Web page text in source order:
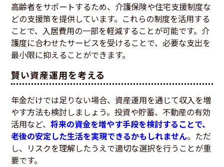
高齢者をサポートするため、介護保険や住宅支援制度な
どの支援策を提供しています。これらの制度を活用する
ことで、入居費用の一部を軽減することが可能です。介
護度に合わせたサービスを受けることで、必要な支出を
最小限に抑えることができます。
賢い資産運用を考える
年金だけでは足りない場合、資産運用を通じて収入を増
やす方法も検討しましょう。投資や貯蓄、不動産の有効
活用など、将来の資金を増やす手段を検討することで、
老後の安定した生活を実現できるかもしれません。ただ
し、リスクを理解したうえで適切な選択を行うことが重
要です。